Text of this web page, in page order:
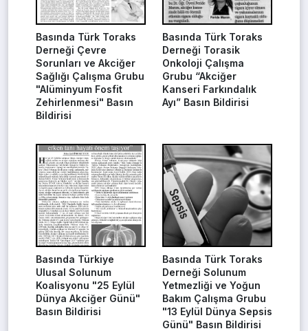
Basında Türk Toraks
Derneği Çevre
Sorunları ve Akciğer
Sağlığı Çalışma Grubu
"Alüminyum Fosfit
Zehirlenmesi" Basın
Bildirisi
Basında Türk Toraks
Derneği Torasik
Onkoloji Çalışma
Grubu “Akciğer
Kanseri Farkındalık
Ayı” Basın Bildirisi
Basında Türkiye
Ulusal Solunum
Koalisyonu "25 Eylül
Dünya Akciğer Günü"
Basın Bildirisi
Basında Türk Toraks
Derneği Solunum
Yetmezliği ve Yoğun
Bakım Çalışma Grubu
"13 Eylül Dünya Sepsis
Günü" Basın Bildirisi